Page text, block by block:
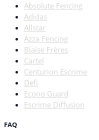
Absolute Fencing
Adidas
Allstar
Azza Fencing
Blaise Frères
Cartel
Centurion Escrime
Defi
Econo Guard
Escrime Diffusion
FAQ